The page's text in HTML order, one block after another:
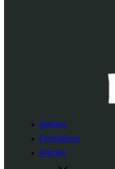
Ateliers
Formations
Articles